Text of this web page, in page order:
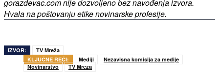
gorazdevac.com nije dozvoljeno bez navođenja izvora.
Hvala na poštovanju etike novinarske profesije.
IZVOR:
TV Mreža
KLJUČNE REČI:
Mediji
Nezavisna komisija za medije
Novinarstvo
TV Mreža